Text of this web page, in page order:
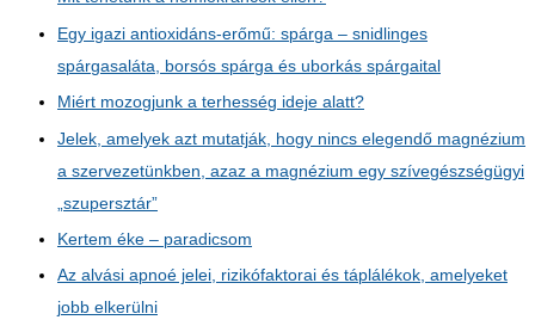
Egy igazi antioxidáns-erőmű: spárga – snidlinges
spárgasaláta, borsós spárga és uborkás spárgaital
Miért mozogjunk a terhesség ideje alatt?
Jelek, amelyek azt mutatják, hogy nincs elegendő magnézium
a szervezetünkben, azaz a magnézium egy szívegészségügyi
„szupersztár”
Kertem éke – paradicsom
Az alvási apnoé jelei, rizikófaktorai és táplálékok, amelyeket
jobb elkerülni